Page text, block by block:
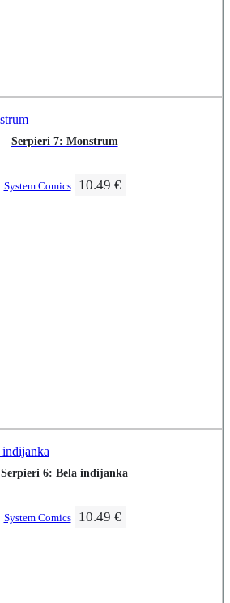
Serpieri 7: Monstrum
System Comics 10.49 €
Serpieri 6: Bela indijanka
System Comics 10.49 €